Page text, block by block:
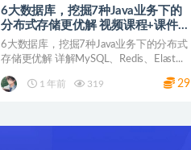
6大数据库，挖掘7种Java业务下的
分布式存储更优解 视频课程+课件源
码 网盘下载
6大数据库，挖掘7种Java业务下的分布式
存储更优解 详解MySQL、Redis、Elast...
1 年前 319 29